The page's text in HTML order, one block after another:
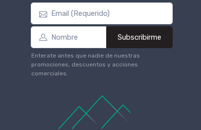
Subscribirme
Enterate antes que nadie de nuestras
promociones, descuentos y acciones
comerciales.